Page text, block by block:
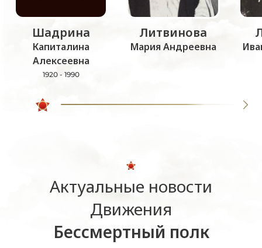
Шадрина
Капиталина
Алексеевна
1920 - 1990
Литвинова
Мария Андреевна
Актуальные новости
Движения
Бессмертный полк